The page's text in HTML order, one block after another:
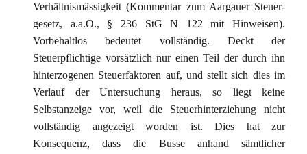
Verhältnismässigkeit (Kommentar zum Aargauer Steuer-
gesetz, a.a.O., § 236 StG N 122 mit Hinweisen).
Vorbehaltlos bedeutet vollständig. Deckt der
Steuerpflichtige vorsätzlich nur einen Teil der durch ihn
hinterzogenen Steuerfaktoren auf, und stellt sich dies im
Verlauf der Untersuchung heraus, so liegt keine
Selbstanzeige vor, weil die Steuerhinterziehung nicht
vollständig angezeigt worden ist. Dies hat zur
Konsequenz, dass die Busse anhand sämtlicher